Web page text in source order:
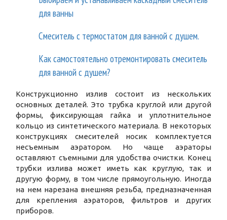
для ванны
Смеситель с термостатом для ванной с душем.
Как самостоятельно отремонтировать смеситель
для ванной с душем?
Конструкционно излив состоит из нескольких
основных деталей. Это трубка круглой или другой
формы, фиксирующая гайка и уплотнительное
кольцо из синтетического материала. В некоторых
конструкциях смесителей носик комплектуется
несъемным аэратором. Но чаще аэраторы
оставляют съемными для удобства очистки. Конец
трубки излива может иметь как круглую, так и
другую форму, в том числе прямоугольную. Иногда
на нем нарезана внешняя резьба, предназначенная
для крепления аэраторов, фильтров и других
приборов.